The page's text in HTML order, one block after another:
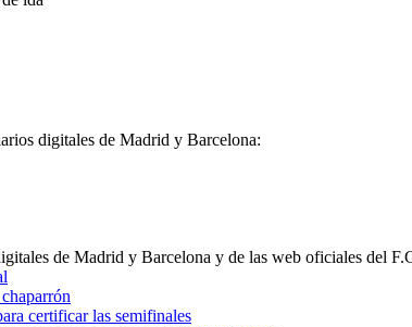
digitales de Madrid y Barcelona:
de Madrid y Barcelona y de las web oficiales del
certificar las semifinales